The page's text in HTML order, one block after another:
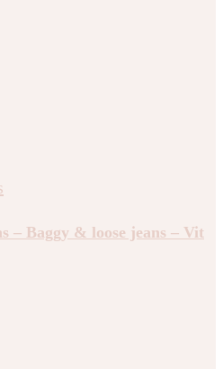
– Baggy & loose jeans – Vit